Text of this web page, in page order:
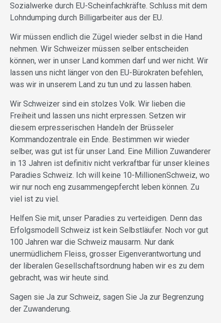
Sozialwerke durch EU-Scheinfachkräfte. Schluss mit dem
Lohndumping durch Billigarbeiter aus der EU.
Wir müssen endlich die Zügel wieder selbst in die Hand
nehmen. Wir Schweizer müssen selber entscheiden
können, wer in unser Land kommen darf und wer nicht. Wir
lassen uns nicht länger von den EU-Bürokraten befehlen,
was wir in unserem Land zu tun und zu lassen haben.
Wir Schweizer sind ein stolzes Volk. Wir lieben die
Freiheit und lassen uns nicht erpressen. Setzen wir
diesem erpresserischen Handeln der Brüsseler
Kommandozentrale ein Ende. Bestimmen wir wieder
selber, was gut ist für unser Land. Eine Million Zuwanderer
in 13 Jahren ist definitiv nicht verkraftbar für unser kleines
Paradies Schweiz. Ich will keine 10-MillionenSchweiz, wo
wir nur noch eng zusammengepfercht leben können. Zu
viel ist zu viel.
Helfen Sie mit, unser Paradies zu verteidigen. Denn das
Erfolgsmodell Schweiz ist kein Selbstläufer. Noch vor gut
100 Jahren war die Schweiz mausarm. Nur dank
unermüdlichem Fleiss, grosser Eigenverantwortung und
der liberalen Gesellschaftsordnung haben wir es zu dem
gebracht, was wir heute sind.
Sagen sie Ja zur Schweiz, sagen Sie Ja zur Begrenzung
der Zuwanderung.